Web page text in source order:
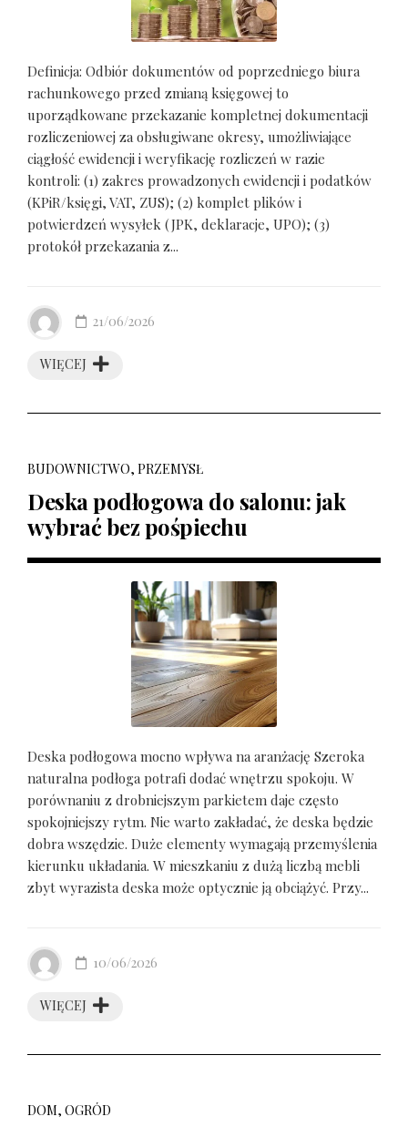
Definicja: Odbiór dokumentów od poprzedniego biura
rachunkowego przed zmianą księgowej to
uporządkowane przekazanie kompletnej dokumentacji
rozliczeniowej za obsługiwane okresy, umożliwiające
ciągłość ewidencji i weryfikację rozliczeń w razie
kontroli: (1) zakres prowadzonych ewidencji i podatków
(KPiR/księgi, VAT, ZUS); (2) komplet plików i
potwierdzeń wysyłek (JPK, deklaracje, UPO); (3)
protokół przekazania z...
WIĘCEJ
21/06/2026
BUDOWNICTWO, PRZEMYSŁ
Deska podłogowa do salonu: jak
wybrać bez pośpiechu
Deska podłogowa mocno wpływa na aranżację Szeroka
naturalna podłoga potrafi dodać wnętrzu spokoju. W
porównaniu z drobniejszym parkietem daje często
spokojniejszy rytm. Nie warto zakładać, że deska będzie
dobra wszędzie. Duże elementy wymagają przemyślenia
kierunku układania. W mieszkaniu z dużą liczbą mebli
zbyt wyrazista deska może optycznie ją obciążyć. Przy...
WIĘCEJ
10/06/2026
DOM, OGRÓD